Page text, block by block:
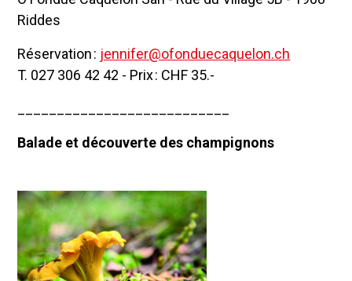
Riddes
Réservation : jennifer@ofonduecaquelon.ch
T. 027 306 42 42 - Prix : CHF 35.-
Balade et découverte des champignons